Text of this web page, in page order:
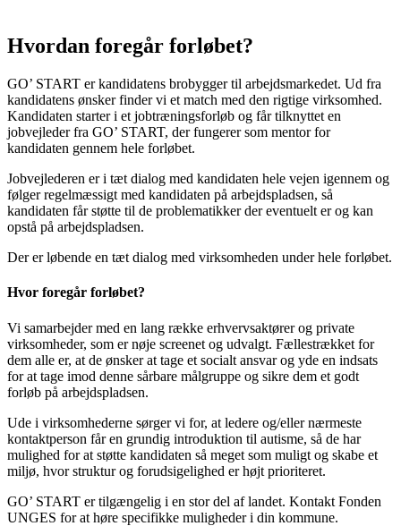
Hvordan foregår forløbet?
GO’ START er kandidatens brobygger til arbejdsmarkedet. Ud fra
kandidatens ønsker finder vi et match med den rigtige virksomhed.
Kandidaten starter i et jobtræningsforløb og får tilknyttet en
jobvejleder fra GO’ START, der fungerer som mentor for
kandidaten gennem hele forløbet.
Jobvejlederen er i tæt dialog med kandidaten hele vejen igennem og
følger regelmæssigt med kandidaten på arbejdspladsen, så
kandidaten får støtte til de problematikker der eventuelt er og kan
opstå på arbejdspladsen.
Der er løbende en tæt dialog med virksomheden under hele forløbet.
Hvor foregår forløbet?
Vi samarbejder med en lang række erhvervsaktører og private
virksomheder, som er nøje screenet og udvalgt. Fællestrækket for
dem alle er, at de ønsker at tage et socialt ansvar og yde en indsats
for at tage imod denne sårbare målgruppe og sikre dem et godt
forløb på arbejdspladsen.
Ude i virksomhederne sørger vi for, at ledere og/eller nærmeste
kontaktperson får en grundig introduktion til autisme, så de har
mulighed for at støtte kandidaten så meget som muligt og skabe et
miljø, hvor struktur og forudsigelighed er højt prioriteret.
GO’ START er tilgængelig i en stor del af landet. Kontakt Fonden
UNGES for at høre specifikke muligheder i din kommune.